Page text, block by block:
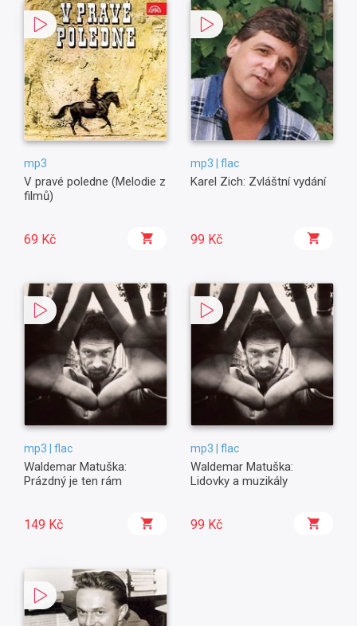
mp3
V pravé poledne (Melodie z
filmů)
69 Kč
mp3 | flac
Karel Zich: Zvláštní vydání
99 Kč
mp3 | flac
Waldemar Matuška:
Prázdný je ten rám
149 Kč
mp3 | flac
Waldemar Matuška:
Lidovky a muzikály
99 Kč